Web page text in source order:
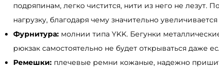
a
m
b
a
g
подряпинам, легко чистится, нити из него не лезут.
нагрузку, благодаря чему значительно
Фурнитура: молнии типа YKK. Бегунки
рюкзак самостоятельно не будет открываться даже
Ремешки: плечевые ремни кожаные, надежно